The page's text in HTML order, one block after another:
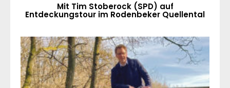
Mit Tim Stoberock (SPD) auf
Entdeckungstour im Rodenbeker Quellental